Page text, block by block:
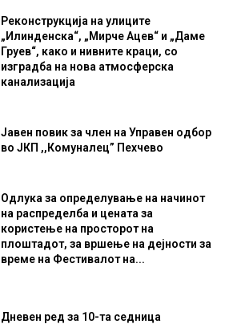
Реконструкција на улиците
„Илинденска“, „Мирче Ацев“ и „Даме
Груев“, како и нивните краци, со
изградба на нова атмосферска
канализација
Јавен повик за член на Управен одбор
во ЈКП ,,Комуналец” Пехчево
Одлука за определување на начинот
на распределба и цената за
користење на просторот на
плоштадот, за вршење на дејности за
време на Фестивалот на...
Дневен ред за 10-та седница